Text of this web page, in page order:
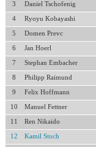
3 Daniel Tschofenig
4 Ryoyu Kobayashi
5 Domen Prevc
6 Jan Hoerl
7 Stephan Embacher
8 Philipp Raimund
9 Felix Hoffmann
10 Manuel Fettner
11 Ren Nikaido
12 Kamil Stoch